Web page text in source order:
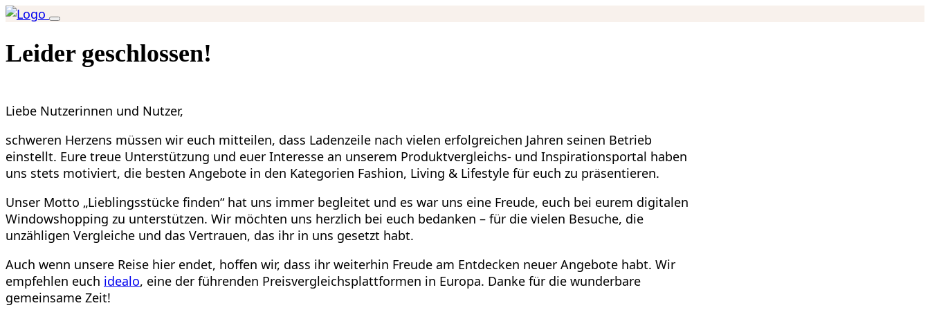
Leider geschlossen!
Liebe Nutzerinnen und Nutzer,
schweren Herzens müssen wir euch mitteilen, dass Ladenzeile nach vielen erfolgreichen Jahren seinen Betrieb
einstellt. Eure treue Unterstützung und euer Interesse an unserem Produktvergleichs- und Inspirationsportal haben
uns stets motiviert, die besten Angebote in den Kategorien Fashion, Living & Lifestyle für euch zu präsentieren.
Unser Motto „Lieblingsstücke finden“ hat uns immer begleitet und es war uns eine Freude, euch bei eurem digitalen
Windowshopping zu unterstützen. Wir möchten uns herzlich bei euch bedanken – für die vielen Besuche, die
unzähligen Vergleiche und das Vertrauen, das ihr in uns gesetzt habt.
Auch wenn unsere Reise hier endet, hoffen wir, dass ihr weiterhin Freude am Entdecken neuer Angebote habt. Wir
empfehlen euch idealo, eine der führenden Preisvergleichsplattformen in Europa. Danke für die wunderbare
gemeinsame Zeit!